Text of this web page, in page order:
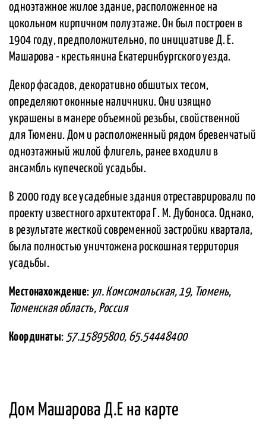
одноэтажное жилое здание, расположенное на
цокольном кирпичном полуэтаже. Он был построен в
1904 году, предположительно, по инициативе Д. Е.
Машарова - крестьянина Екатеринбургского уезда.
Декор фасадов, декоративно обшитых тесом,
определяют оконные наличники. Они изящно
украшены в манере объемной резьбы, свойственной
для Тюмени. Дом и расположенный рядом бревенчатый
одноэтажный жилой флигель, ранее входили в
ансамбль купеческой усадьбы.
В 2000 году все усадебные здания отреставрировали по
проекту известного архитектора Г. М. Дубоноса. Однако,
в результате жесткой современной застройки квартала,
была полностью уничтожена роскошная территория
усадьбы.
Местонахождение: ул. Комсомольская, 19, Тюмень,
Тюменская область, Россия
Координаты: 57.15895800, 65.54448400
Дом Машарова Д.Е на карте